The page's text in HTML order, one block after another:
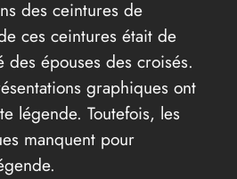
des ceintures de
ces ceintures était de
épouses des croisés.
graphiques ont
légende. Toutefois, les
manquent pour